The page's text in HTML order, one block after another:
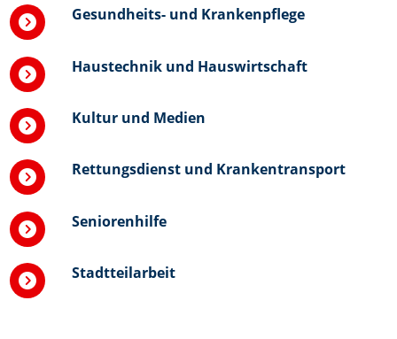
Gesundheits- und Krankenpflege
Haustechnik und Hauswirtschaft
Kultur und Medien
Rettungsdienst und Krankentransport
Seniorenhilfe
Stadtteilarbeit